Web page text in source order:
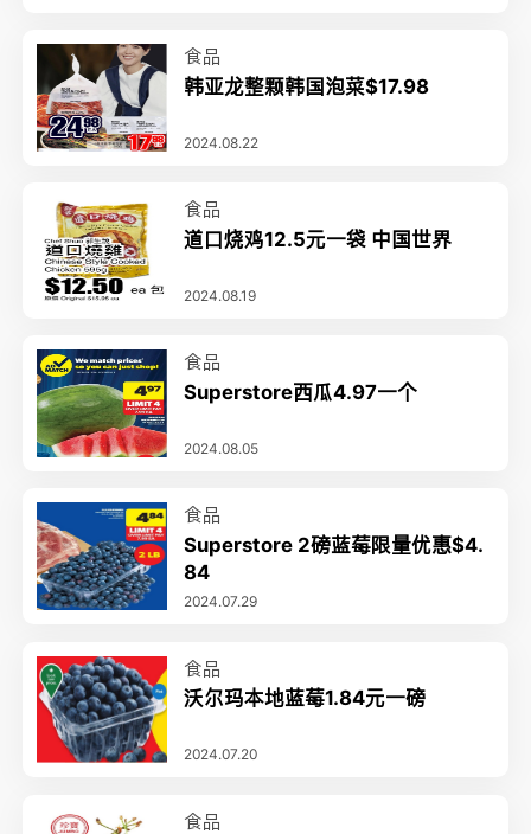
食品
韩亚龙整颗韩国泡菜$17.98
2024.08.22
食品
道口烧鸡12.5元一袋 中国世界
2024.08.19
食品
Superstore西瓜4.97一个
2024.08.05
食品
Superstore 2磅蓝莓限量优惠$4.
84
2024.07.29
食品
沃尔玛本地蓝莓1.84元一磅
2024.07.20
食品